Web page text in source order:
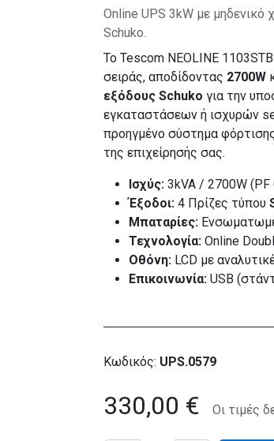
Online UPS 3kW με
Schuko.
Το Tescom NEOLINE
σειράς, αποδίδοντας 2700W
εξόδους Schuko για την
εγκαταστάσεων ή ισχυρών
προηγμένο σύστημα
της επιχείρησής σας.
Ισχύς: 3kVA / 2700W (PF
Έξοδοι: 4 Πρίζες τύπου
Μπαταρίες:
Τεχνολογία: Online
Οθόνη: LCD με
Επικοινωνία: USB
Κωδικός: UPS.0579
330,00 € Οι τιμές